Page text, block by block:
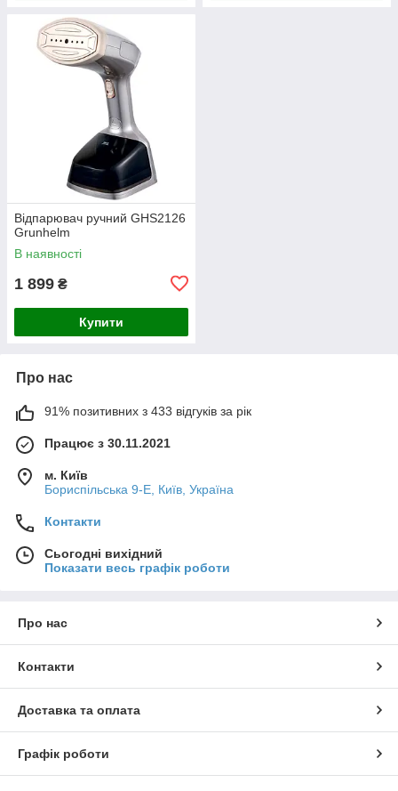
Відпарювач ручний GHS2126
Grunhelm
В наявності
1 899 ₴
Купити
Про нас
91% позитивних з 433 відгуків за рік
Працює з 30.11.2021
м. Київ
Бориспільська 9-Е, Київ, Україна
Контакти
Сьогодні вихідний
Показати весь графік роботи
Про нас
Контакти
Доставка та оплата
Графік роботи